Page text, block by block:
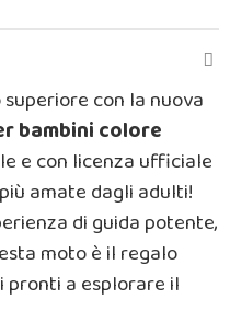
con la nuova
bambini colore
e con licenza ufficiale
amate dagli adulti!
di guida potente,
moto è il regalo
a esplorare il